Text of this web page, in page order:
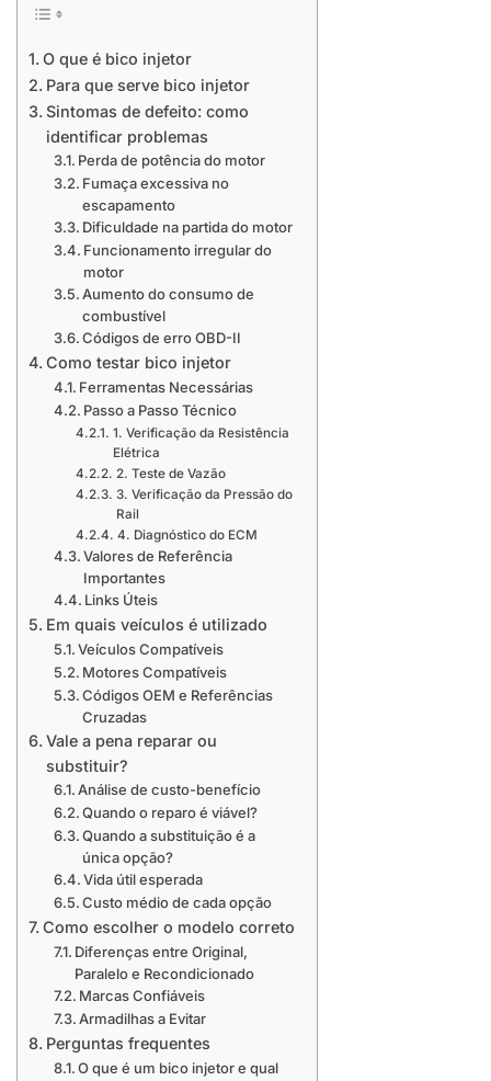
O que é bico injetor
Para que serve bico injetor
Sintomas de defeito: como
identificar problemas
Perda de potência do motor
Fumaça excessiva no
escapamento
Dificuldade na partida do motor
Funcionamento irregular do
motor
Aumento do consumo de
combustível
Códigos de erro OBD-II
Como testar bico injetor
Ferramentas Necessárias
Passo a Passo Técnico
1. Verificação da Resistência
Elétrica
2. Teste de Vazão
3. Verificação da Pressão do
Rail
4. Diagnóstico do ECM
Valores de Referência
Importantes
Links Úteis
Em quais veículos é utilizado
Veículos Compatíveis
Motores Compatíveis
Códigos OEM e Referências
Cruzadas
Vale a pena reparar ou
substituir?
Análise de custo-benefício
Quando o reparo é viável?
Quando a substituição é a
única opção?
Vida útil esperada
Custo médio de cada opção
Como escolher o modelo correto
Diferenças entre Original,
Paralelo e Recondicionado
Marcas Confiáveis
Armadilhas a Evitar
Perguntas frequentes
O que é um bico injetor e qual